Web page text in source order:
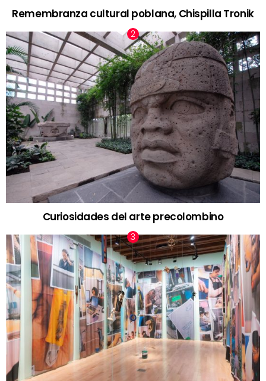
Remembranza cultural poblana, Chispilla Tronik
Curiosidades del arte precolombino